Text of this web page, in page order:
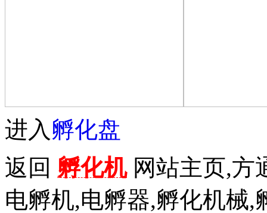
进入 孵化盘
返回 孵化机网站主页,方
电孵机,电孵器,孵化机械,